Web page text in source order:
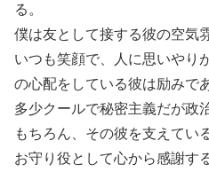
る。
僕は友として接する彼の空気
いつも笑顔で、人に思いやり
の心配をしている彼は励みで
多少クールで秘密主義だが政
もちろん、その彼を支えてい
お守り役として心から感謝する